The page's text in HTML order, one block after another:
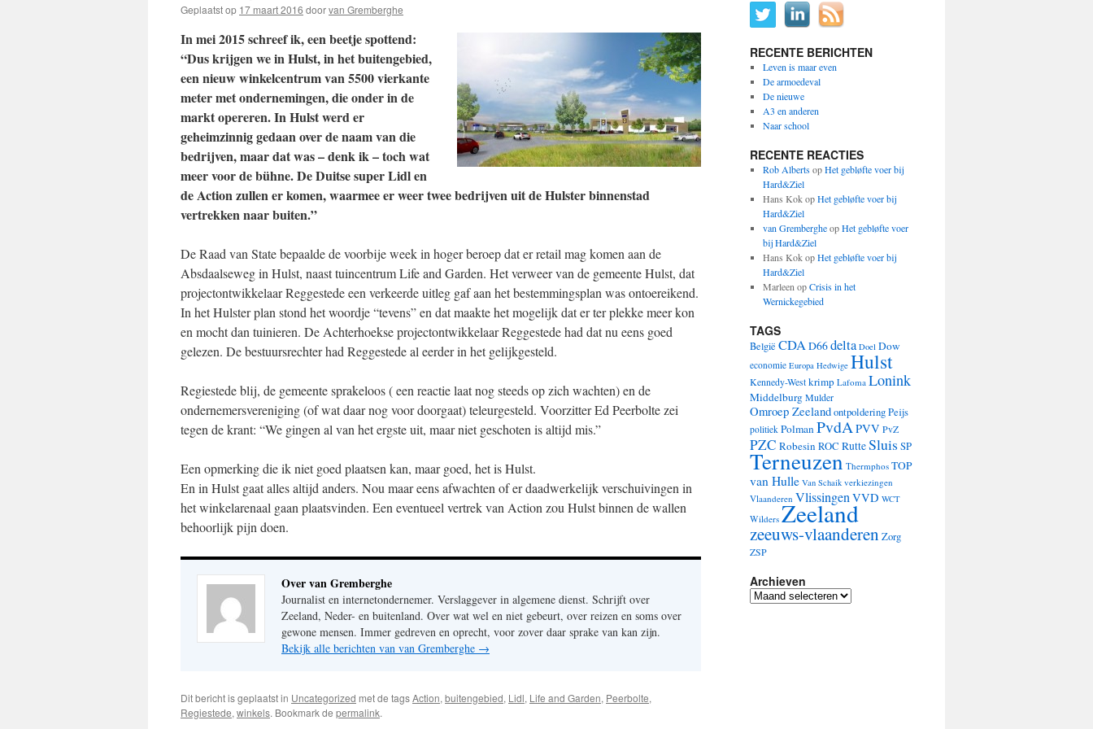
Geplaatst op 17 maart 2016 doorvan Gremberghe
In mei 2015 schreef ik, een beetje spottend:
“Dus krijgen we in Hulst, in het buitengebied,
een nieuw winkelcentrum van 5500 vierkante
meter met ondernemingen, die onder in de
markt opereren. In Hulst werd er
geheimzinnig gedaan over de naam van die
bedrijven, maar dat was – denk ik – toch wat
meer voor de bühne. De Duitse super Lidl en
de Action zullen er komen, waarmee er weer twee bedrijven uit de Hulster binnenstad
vertrekken naar buiten.”
De Raad van State bepaalde de voorbije week in hoger beroep dat er retail mag komen aan de
Absdaalseweg in Hulst, naast tuincentrum Life and Garden. Het verweer van de gemeente Hulst, dat
projectontwikkelaar Reggestede een verkeerde uitleg gaf aan het bestemmingsplan was ontoereikend.
In het Hulster plan stond het woordje “tevens” en dat maakte het mogelijk dat er ter plekke meer kon
en mocht dan tuinieren. De Achterhoekse projectontwikkelaar Reggestede had dat nu eens goed
gelezen. De bestuursrechter had Reggestede al eerder in het gelijkgesteld.
Regiestede blij, de gemeente sprakeloos ( een reactie laat nog steeds op zich wachten) en de
ondernemersvereniging (of wat daar nog voor doorgaat) teleurgesteld. Voorzitter Ed Peerbolte zei
tegen de krant: “We gingen al van het ergste uit, maar niet geschoten is altijd mis.”
Een opmerking die ik niet goed plaatsen kan, maar goed, het is Hulst.
En in Hulst gaat alles altijd anders. Nou maar eens afwachten of er daadwerkelijk verschuivingen in
het winkelarenaal gaan plaatsvinden. Een eventueel vertrek van Action zou Hulst binnen de wallen
behoorlijk pijn doen.
Over van Gremberghe
Journalist en internetondernemer. Verslaggever in algemene dienst. Schrijft over
Zeeland, Neder- en buitenland. Over wat wel en niet gebeurt, over reizen en soms over
gewone mensen. Immer gedreven en oprecht, voor zover daar sprake van kan zijn.
Bekijk alle berichten van van Gremberghe →
Dit bericht is geplaatst in Uncategorized met de tagsAction, buitengebied, Lidl, Life and Garden, Peerbolte,
Regiestede, winkels. Bookmark de permalink.
RECENTE BERICHTEN
Leven is maar even
De armoedeval
De nieuwe
A3 en anderen
Naar school
RECENTE REACTIES
Rob AlbertsopHet gebløfte voer bij
Hard&Ziel
Hans KokopHet gebløfte voer bij
Hard&Ziel
van GrembergheopHet gebløfte voer
bij Hard&Ziel
Hans KokopHet gebløfte voer bij
Hard&Ziel
Marleen opCrisis in het
Wernickegebied
TAGS
België CDAD66delta Doel Dow
economie Europa Hedwige Hulst
Kennedy-Westkrimp Lafoma Lonink
MiddelburgMulder
Omroep ZeelandontpolderingPeijs
politiek PolmanPvdAPVV PvZ
PZC Robesin ROC RutteSluis SP
Terneuzen Thermphos TOP
van Hulle Van Schaik verkiezingen
Vlaanderen VlissingenVVD WCT
Wilders Zeeland
zeeuws-vlaanderen Zorg
ZSP
Archieven
Archieven